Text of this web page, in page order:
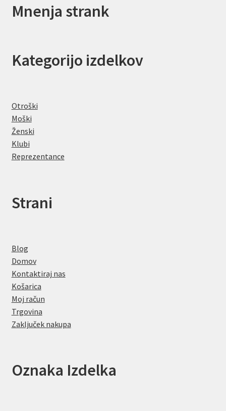
Mnenja strank
Kategorijo izdelkov
Otroški
Moški
Ženski
Klubi
Reprezentance
Strani
Blog
Domov
Kontaktiraj nas
Košarica
Moj račun
Trgovina
Zaključek nakupa
Oznaka Izdelka